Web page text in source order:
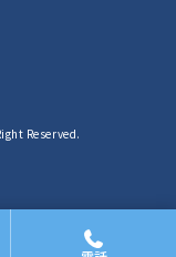
Reserved.